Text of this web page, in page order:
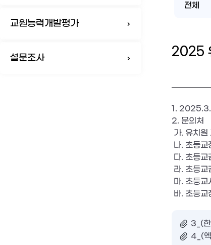
교원능력개발평가
설문조사
전체
2025
1.
2. 문의처
가. 유치원
나. 초등교
다. 초등교
라. 초등교
마. 초등교
바. 초등교
3_(
4_(